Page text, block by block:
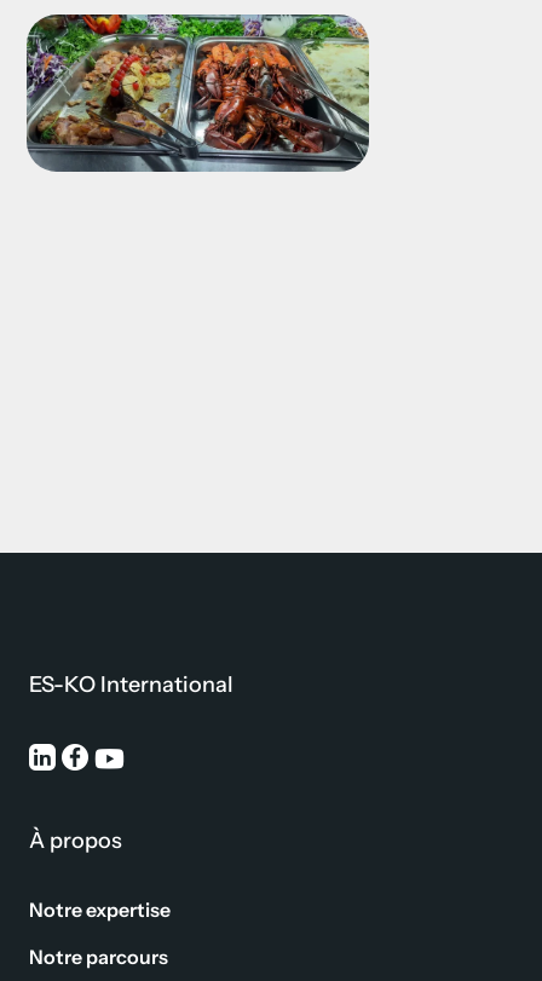
ES-KO International
À propos
Notre expertise
Notre parcours